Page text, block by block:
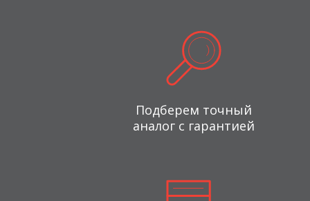
Подберем точный
аналог с гарантией